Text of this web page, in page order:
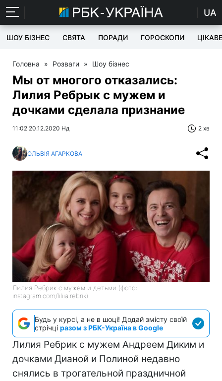
UA
ШОУ БІЗНЕС СВЯТА ПОРАДИ ГОРОСКОПИ ЦІКАВЕ
Головна » Розваги » Шоу бізнес
Мы от многого отказались:
Лилия Ребрык с мужем и
дочками сделала признание
11:02 20.12.2020 Нд 2 хв
ОЛЬВІЯ АГАРКОВА
Лилия Ребрик с мужем и детьми (фото:
instagram.com/liliia.rebrik)
Будь у курсі, а не в шоці! Додай змісту своїй
стрічці разом з РБК-Україна в Google
Лилия Ребрик с мужем Андреем Диким и
дочками Дианой и Полиной недавно
снялись в трогательной праздничной